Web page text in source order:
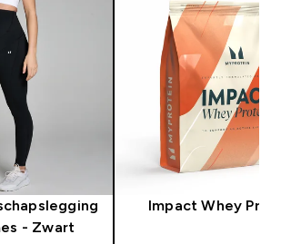
- Zwart
Impact Whey